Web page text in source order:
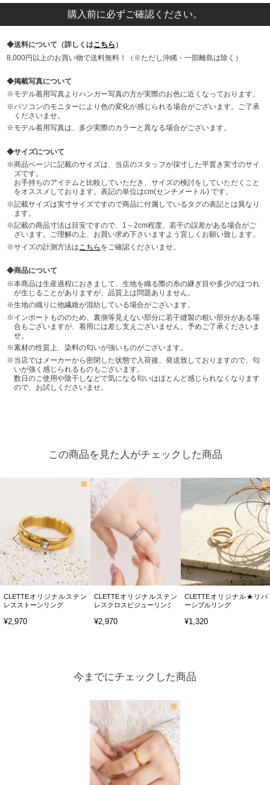
購入前に必ずご確認ください。
送料について（詳しくはこちら ）
8,000円以上のお買い物で送料無料！（※ただし沖縄・一部離島は除く）
掲載写真について
モデル着用写真よりハンガー写真の方が実際のお色に近くなっております。
パソコンのモニターにより色の変化が感じられる場合がございます。ご了承
くださいませ。
モデル着用写真は、多少実際のカラーと異なる場合がございます。
サイズについて
商品ページに記載のサイズは、当店のスタッフが採寸した平置き実寸のサイ
ズです。
お手持ちのアイテムと比較していただき、サイズの検討をしていただくこと
をオススメしております。表記の単位はcm(センチメートル) です。
記載サイズは実寸サイズですので商品に付属しているタグの表記とは異なり
ます。
記載の商品寸法は目安ですので、1～2cm程度、若干の誤差がある場合がご
ざいます。ご理解の上、お買い求め下さいますよう宜しくお願い致します。
サイズの計測方法はこちら をご確認くださいませ。
商品について
本商品は生産過程におきまして、生地を織る際の糸の継ぎ目や多少のほつれ
が生じることがありますが、品質上は問題ありません。
生地の織りに他繊維が混紡している場合がございます。
インポートもののため、裏側等見えない部分に若干縫製の粗い部分がある場
合もございますが、着用には差し支えございません。予めご了承くださいま
せ。
素材の性質上、染料の匂いが強いものがございます。
当店ではメーカーから密閉した状態で入荷後、発送致しておりますので、匂
いが強く感じられるものもございます。
数日のご使用や陰干しなどで気になる匂いはほとんど感じられなくなります
ので、お試しくださいませ。
この商品を見た人がチェックした商品
CLETTEオリジナルステン
レスストーンリング
¥2,970
CLETTEオリジナルステン
レスクロスビジューリング
¥2,970
CLETTEオリジナル★リバ
ーシブルリング
¥1,320
今までにチェックした商品